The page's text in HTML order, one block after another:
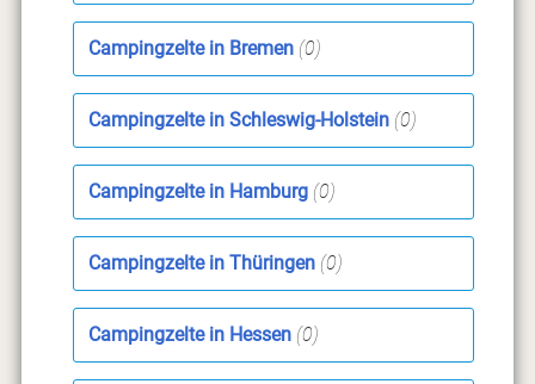
Campingzelte in Bremen (0)
Campingzelte in Schleswig-Holstein (0)
Campingzelte in Hamburg (0)
Campingzelte in Thüringen (0)
Campingzelte in Hessen (0)